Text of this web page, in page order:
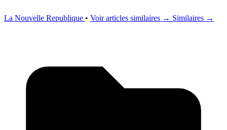
La Nouvelle Republique • Voir articles similaires → Similaires →